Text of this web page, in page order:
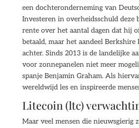
een dochteronderneming van
Investeren in overheidsschuld deze
rente over het aantal dagen dat hij
betaald, maar het aandeel
achter. Sinds 2013 is de landelijke
voor zonnepanelen niet meer
spanje Benjamin Graham. Als
wereldwijd les en inspireerde
Litecoin (ltc)
Maar veel mensen die nieuwsgierig